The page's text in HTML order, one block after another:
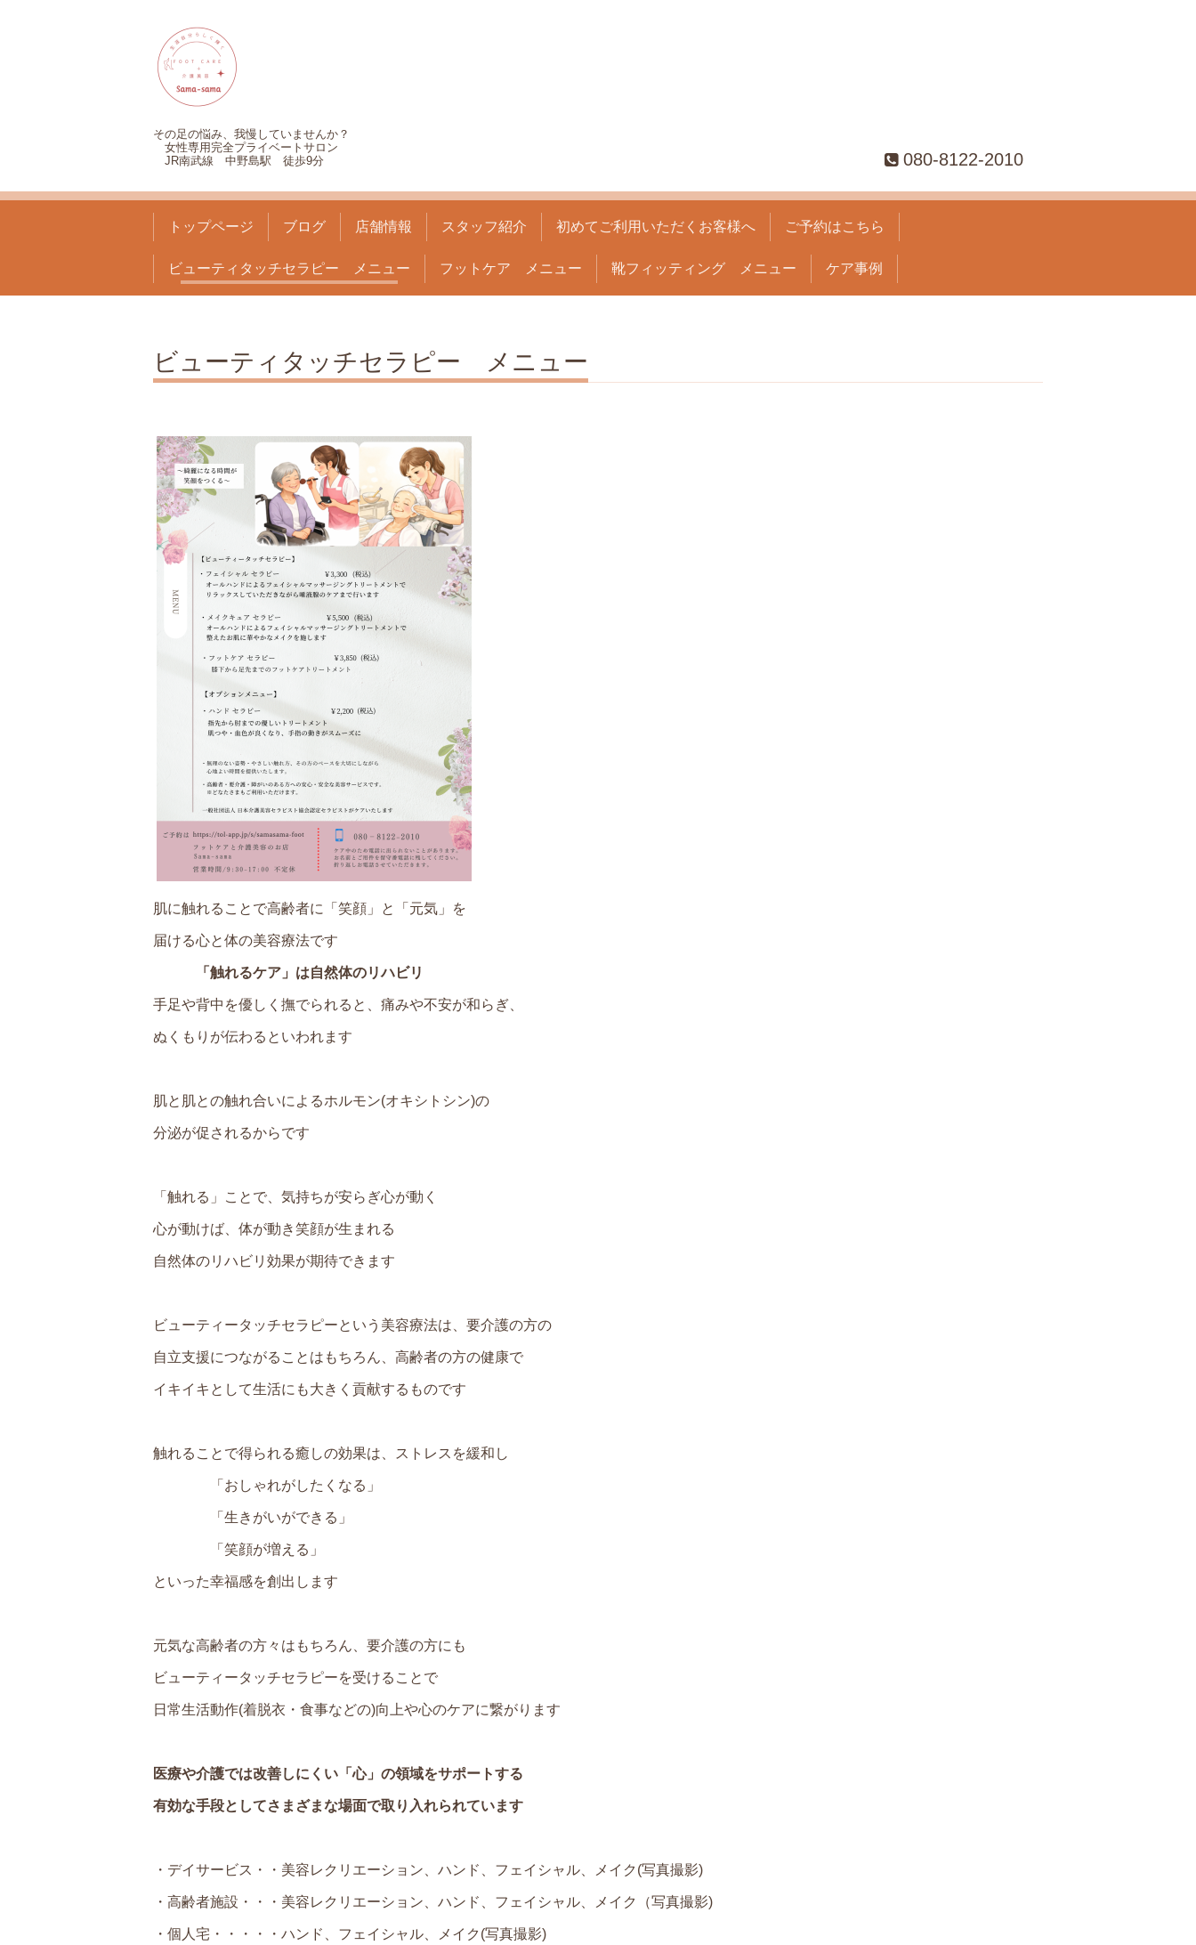
その足の悩み、我慢していませんか？
女性専用完全プライベートサロン
JR南武線 中野島駅 徒歩9分
080-8122-2010
トップページ ブログ 店舗情報 スタッフ紹介 初めてご利用いただくお客様へ ご予約はこちら
ビューティタッチセラピー メニュー フットケア メニュー 靴フィッティング メニュー ケア事例
ビューティタッチセラピー メニュー
肌に触れることで高齢者に「笑顔」と「元気」を
届ける心と体の美容療法です
「触れるケア」は自然体のリハビリ
手足や背中を優しく撫でられると、痛みや不安が和らぎ、
ぬくもりが伝わるといわれます
肌と肌との触れ合いによるホルモン(オキシトシン)の
分泌が促されるからです
「触れる」ことで、気持ちが安らぎ心が動く
心が動けば、体が動き笑顔が生まれる
自然体のリハビリ効果が期待できます
ビューティータッチセラピーという美容療法は、要介護の方の
自立支援につながることはもちろん、高齢者の方の健康で
イキイキとして生活にも大きく貢献するものです
触れることで得られる癒しの効果は、ストレスを緩和し
「おしゃれがしたくなる」
「生きがいができる」
「笑顔が増える」
といった幸福感を創出します
元気な高齢者の方々はもちろん、要介護の方にも
ビューティータッチセラピーを受けることで
日常生活動作(着脱衣・食事などの)向上や心のケアに繋がります
医療や介護では改善しにくい「心」の領域をサポートする
有効な手段としてさまざまな場面で取り入れられています
・デイサービス・・美容レクリエーション、ハンド、フェイシャル、メイク(写真撮影)
・高齢者施設・・・美容レクリエーション、ハンド、フェイシャル、メイク（写真撮影)
・個人宅・・・・・ハンド、フェイシャル、メイク(写真撮影)